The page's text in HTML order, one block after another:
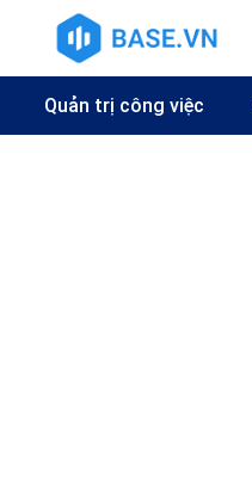
Quản trị công việc